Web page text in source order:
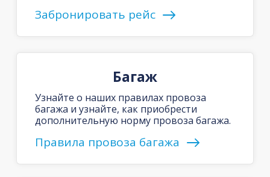
Забронировать рейс
Багаж
Узнайте о наших правилах провоза
багажа и узнайте, как приобрести
дополнительную норму провоза багажа.
Правила провоза багажа